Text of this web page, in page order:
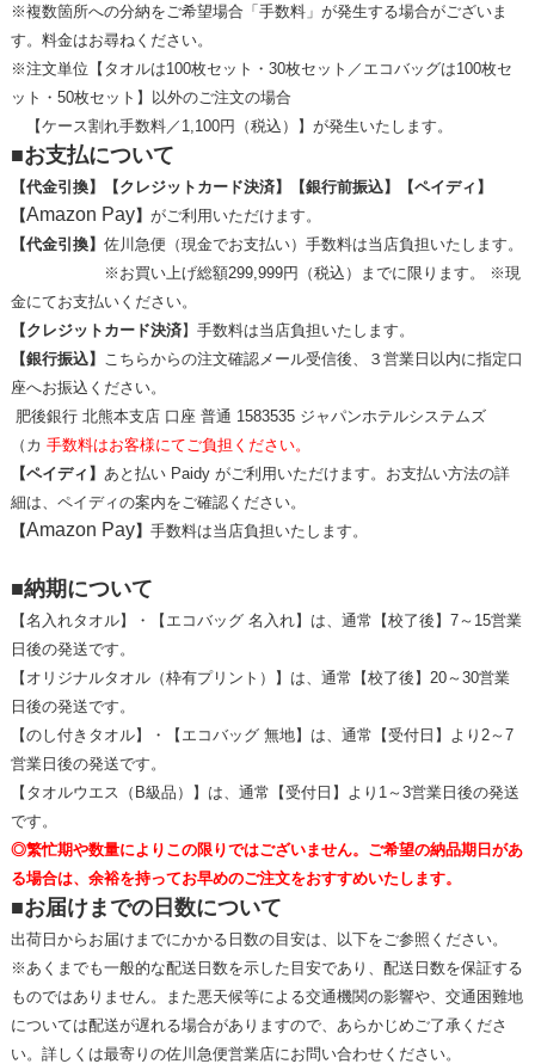
※複数箇所への分納をご希望場合「手数料」が発生する場合がございま
す。料金はお尋ねください。
※注文単位【タオルは100枚セット・30枚セット／エコバッグは100枚セ
ット・50枚セット】以外のご注文の場合
【ケース割れ手数料／1,100円（税込）】が発生いたします。
■お支払について
【代金引換】【クレジットカード決済】【銀行前振込】
【ペイディ】
【Amazon Pay】 がご利用いただけます。
【代金引換】 佐川急便（現金でお支払い） 手数料は当店負担いたします。
※お買い上げ総額299,999円（税込）までに限ります。 ※現
金にてお支払いください。
【クレジットカード決済】手数料は当店負担いたします。
【銀行振込】
こちらからの注文確認メール受信後、３営業日以内に指定口
座へお振込ください。
肥後銀行 北熊本支店 口座 普通 1583535 ジャパンホテルシステムズ
（カ 手数料はお客様にてご負担ください。
【ペイディ】 あと払い Paidy がご利用いただけます。お支払い方法の詳
細は、ペイディの案内をご確認ください。
【Amazon Pay】 手数料は当店負担いたします。
■納期について
【名入れタオル】・【エコバッグ 名入れ】は、通常【校了後】7～15営業
日後の発送です。
【オリジナルタオル（枠有プリント）】は、通常【校了後】20～30営業
日後の発送です。
【のし付きタオル】・【エコバッグ 無地】は、通常【受付日】より2～7
営業日後の発送です。
【タオルウエス（B級品）】は、通常【受付日】より1～3営業日後の発送
です。
◎繁忙期や数量によりこの限りではございません。ご希望の納品期日があ
る場合は、余裕を持ってお早めのご注文をおすすめいたします。
■お届けまでの日数について
出荷日からお届けまでにかかる日数の目安は、以下をご参照ください。
※あくまでも一般的な配送日数を示した目安であり、配送日数を保証する
ものではありません。また悪天候等による交通機関の影響や、交通困難地
については配送が遅れる場合がありますので、あらかじめご了承くださ
い。詳しくは最寄りの佐川急便営業店にお問い合わせください。